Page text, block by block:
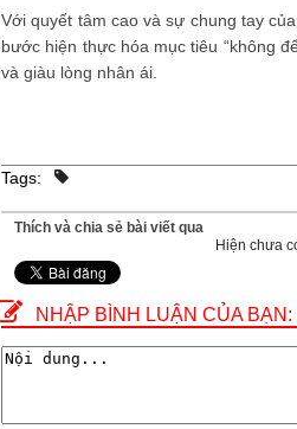
Với quyết tâm cao và sự chung tay
bước hiện thực hóa mục tiêu “không
và giàu lòng nhân ái.
Tags:
Thích và chia sẻ bài viết qua
Hiện chưa
NHẬP BÌNH LUẬN CỦA BẠN: